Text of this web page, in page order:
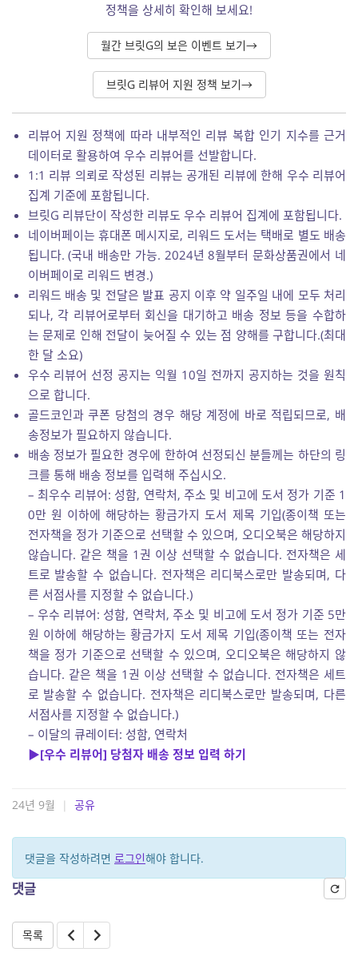
정책을 상세히 확인해 보세요!
월간 브릿G의 보은 이벤트 보기→
브릿G 리뷰어 지원 정책 보기→
리뷰어 지원 정책에 따라 내부적인 리뷰 복합 인기 지수를 근거
데이터로 활용하여 우수 리뷰어를 선발합니다.
1:1 리뷰 의뢰로 작성된 리뷰는 공개된 리뷰에 한해 우수 리뷰어
집계 기준에 포함됩니다.
브릿G 리뷰단이 작성한 리뷰도 우수 리뷰어 집계에 포함됩니다.
네이버페이는 휴대폰 메시지로, 리워드 도서는 택배로 별도 배송
됩니다. (국내 배송만 가능. 2024년 8월부터 문화상품권에서 네
이버페이로 리워드 변경.)
리워드 배송 및 전달은 발표 공지 이후 약 일주일 내에 모두 처리
되나, 각 리뷰어로부터 회신을 대기하고 배송 정보 등을 수합하
는 문제로 인해 전달이 늦어질 수 있는 점 양해를 구합니다.(최대
한 달 소요)
우수 리뷰어 선정 공지는 익월 10일 전까지 공지하는 것을 원칙
으로 합니다.
골드코인과 쿠폰 당첨의 경우 해당 계정에 바로 적립되므로, 배
송정보가 필요하지 않습니다.
배송 정보가 필요한 경우에 한하여 선정되신 분들께는 하단의 링
크를 통해 배송 정보를 입력해 주십시오.
– 최우수 리뷰어: 성함, 연락처, 주소 및 비고에 도서 정가 기준 1
0만 원 이하에 해당하는 황금가지 도서 제목 기입(종이책 또는
전자책을 정가 기준으로 선택할 수 있으며, 오디오북은 해당하지
않습니다. 같은 책을 1권 이상 선택할 수 없습니다. 전자책은 세
트로 발송할 수 없습니다. 전자책은 리디북스로만 발송되며, 다
른 서점사를 지정할 수 없습니다.)
– 우수 리뷰어: 성함, 연락처, 주소 및 비고에 도서 정가 기준 5만
원 이하에 해당하는 황금가지 도서 제목 기입(종이책 또는 전자
책을 정가 기준으로 선택할 수 있으며, 오디오북은 해당하지 않
습니다. 같은 책을 1권 이상 선택할 수 없습니다. 전자책은 세트
로 발송할 수 없습니다. 전자책은 리디북스로만 발송되며, 다른
서점사를 지정할 수 없습니다.)
– 이달의 큐레이터: 성함, 연락처
▶[우수 리뷰어] 당첨자 배송 정보 입력 하기
24년 9월 | 공유
댓글을 작성하려면 로그인해야 합니다.
댓글
목록